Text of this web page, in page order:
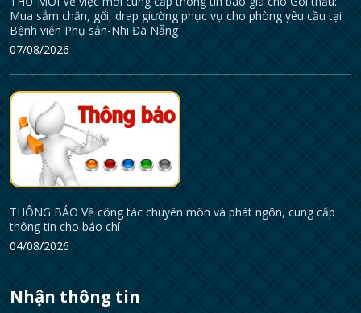
Mua sắm chăn, gối, drap giường phục vụ cho phòng yêu cầu tại
Bệnh viện Phụ sản-Nhi Đà Nẵng
07/08/2026
THÔNG BÁO Về công tác chuyên môn và phát ngôn, cung cấp
thông tin cho báo chí
04/08/2026
Nhận thông tin